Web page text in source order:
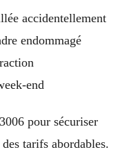
accidentellement
endommagé
end
pour sécuriser
tarifs abordables.